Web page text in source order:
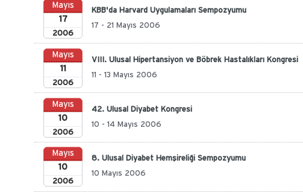
Mayıs
17
2006
KBB'da Harvard Uygulamaları Sempozyumu
17 - 21 Mayıs 2006
Mayıs
11
2006
VIII. Ulusal Hipertansiyon ve Böbrek Hastalıkları Kongresi
11 - 13 Mayıs 2006
Mayıs
10
2006
42. Ulusal Diyabet Kongresi
10 - 14 Mayıs 2006
Mayıs
10
2006
8. Ulusal Diyabet Hemşireliği Sempozyumu
10 Mayıs 2006